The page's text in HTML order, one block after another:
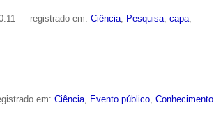
— registrado em:Ciência, Pesquisa,capa,
em:Ciência Evento público ,Conhecimento